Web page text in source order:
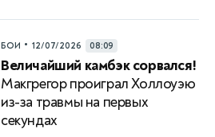
БОИ • 12/07/2026 08:09
Величайший камбэк сорвался!
Макгрегор проиграл Холлоуэю
из-за травмы на первых
секундах